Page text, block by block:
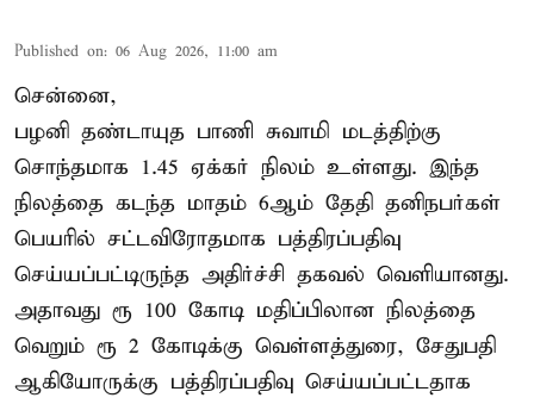
Published on: 06 Aug 2026, 11:00 am
சென்னை,
பழனி தண்டாயுத பாணி சுவாமி மடத்திற்கு
சொந்தமாக 1.45 ஏக்கர் நிலம் உள்ளது. இந்த
நிலத்தை கடந்த மாதம் 6ஆம் தேதி தனிநபர்கள்
பெயரில் சட்டவிரோதமாக பத்திரப்பதிவு
செய்யப்பட்டிருந்த அதிர்ச்சி தகவல் வெளியானது.
அதாவது ரூ 100 கோடி மதிப்பிலான நிலத்தை
வெறும் ரூ 2 கோடிக்கு வெள்ளத்துரை, சேதுபதி
ஆகியோருக்கு பத்திரப்பதிவு செய்யப்பட்டதாக